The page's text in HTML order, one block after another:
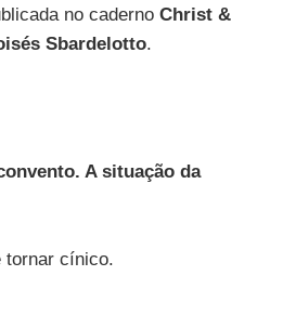
no caderno Christ &
Sbardelotto.
A situação da
tornar cínico.